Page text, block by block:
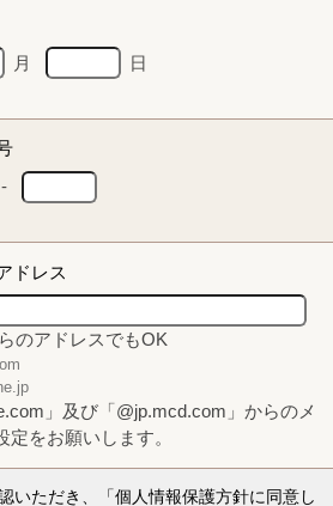
月 日
-
ドレス
のアドレスでもOK
」及び「@jp.mcd.com」からのメ
をお願いします。
いただき、「個人情報保護方針に同意し